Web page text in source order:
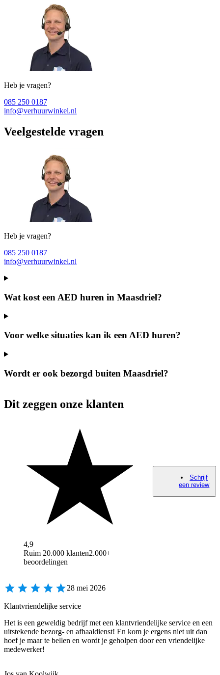
Heb je vragen?
085 250 0187
info@verhuurwinkel.nl
Veelgestelde vragen
Heb je vragen?
085 250 0187
info@verhuurwinkel.nl
Wat kost een AED huren in Maasdriel?
Voor welke situaties kan ik een AED huren?
Wordt er ook bezorgd buiten Maasdriel?
Dit zeggen onze klanten
4,9
Ruim 20.000 klanten2.000+
beoordelingen
Schrijf
een review
28 mei 2026
Klantvriendelijke service
Het is een geweldig bedrijf met een klantvriendelijke service en een
uitstekende bezorg- en afhaaldienst! En kom je ergens niet uit dan
hoef je maar te bellen en wordt je geholpen door een vriendelijke
medewerker!